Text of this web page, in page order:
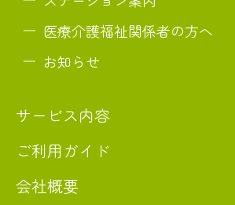
医療介護福祉関係者の方へ
お知らせ
サービス内容
ご利用ガイド
会社概要